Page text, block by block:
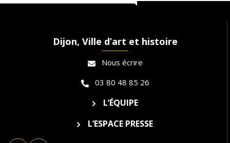
Dijon, Ville d’art et histoire
Nous écrire
03 80 48 85 26
L’ÉQUIPE
L’ESPACE PRESSE